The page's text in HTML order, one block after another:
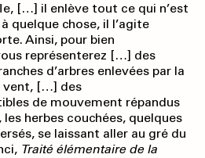
[…] il enlève tout ce qui n’est
quelque chose, il l’agite
Ainsi, pour bien
représenterez […] des
d’arbres enlevées par la
vent, […] des
de mouvement répandus
herbes couchées, quelques
se laissant aller au gré du
Traité élémentaire de la